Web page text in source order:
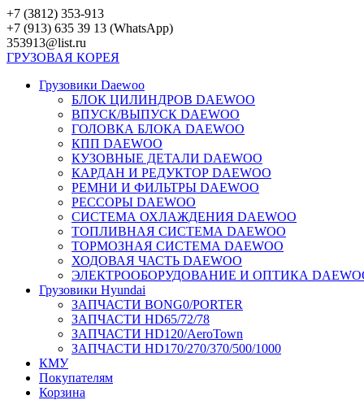
Перейти
к
контенту
+7 (3812) 353-913
+7 (913) 635 39 13 (WhatsApp)
353913@list.ru
ГРУЗОВАЯ КОРЕЯ
Грузовики Daewoo
БЛОК ЦИЛИНДРОВ DAEWOO
ВПУСК/ВЫПУСК DAEWOO
ГОЛОВКА БЛОКА DAEWOO
КПП DAEWOO
КУЗОВНЫЕ ДЕТАЛИ DAEWOO
КАРДАН И РЕДУКТОР DAEWOO
РЕМНИ И ФИЛЬТРЫ DAEWOO
РЕССОРЫ DAEWOO
СИСТЕМА ОХЛАЖДЕНИЯ DAEWOO
ТОПЛИВНАЯ СИСТЕМА DAEWOO
ТОРМОЗНАЯ СИСТЕМА DAEWOO
ХОДОВАЯ ЧАСТЬ DAEWOO
ЭЛЕКТРООБОРУДОВАНИЕ И ОПТИКА
Грузовики Hyundai
ЗАПЧАСТИ BONG0/PORTER
ЗАПЧАСТИ HD65/72/78
ЗАПЧАСТИ HD120/AeroTown
ЗАПЧАСТИ HD170/270/370/500/1000
КМУ
Покупателям
Корзина